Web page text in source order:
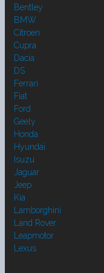
Bentley
BMW
Citroen
Cupra
Dacia
DS
Ferrari
Fiat
Ford
Geely
Honda
Hyundai
Isuzu
Jaguar
Jeep
Kia
Lamborghini
Land Rover
Leapmotor
Lexus